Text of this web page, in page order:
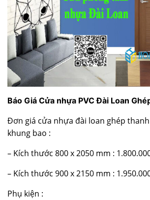
Báo Giá Cửa nhựa PVC Đài Loan
Đơn giá cửa nhựa đài loan ghép
khung bao :
– Kích thước 800 x 2050 mm :
– Kích thước 900 x 2150 mm :
Phụ kiện :